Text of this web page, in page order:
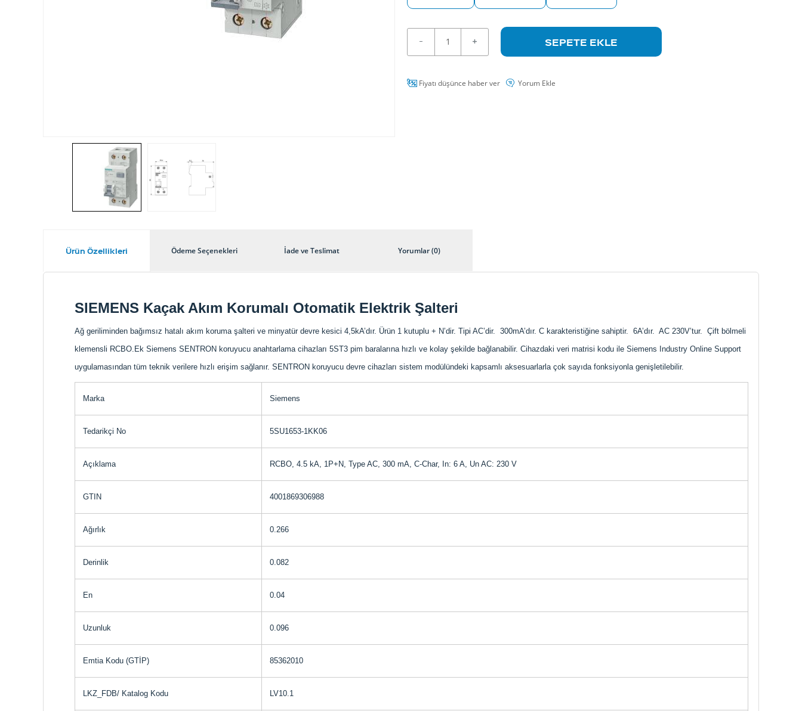
SEPETE EKLE
Fiyatı düşünce haber ver Yorum Ekle
Ürün Özellikleri Ödeme Seçenekleri İade ve Teslimat Yorumlar (0)
SIEMENS Kaçak Akım Korumalı Otomatik Elektrik Şalteri
Ağ geriliminden bağımsız hatalı akım koruma şalteri ve minyatür devre kesici 4,5kA’dır. Ürün 1 kutuplu + N’dir. Tipi AC’dir. 300mA’dır. C karakteristiğine sahiptir. 6A’dır. AC 230V’tur. Çift bölmeli
klemensli RCBO.Ek Siemens SENTRON koruyucu anahtarlama cihazları 5ST3 pim baralarına hızlı ve kolay şekilde bağlanabilir. Cihazdaki veri matrisi kodu ile Siemens Industry Online Support
uygulamasından tüm teknik verilere hızlı erişim sağlanır. SENTRON koruyucu devre cihazları sistem modülündeki kapsamlı aksesuarlarla çok sayıda fonksiyonla genişletilebilir.
Marka Siemens
Tedarikçi No 5SU1653-1KK06
Açıklama RCBO, 4.5 kA, 1P+N, Type AC, 300 mA, C-Char, In: 6 A, Un AC: 230 V
GTIN 4001869306988
Ağırlık 0.266
Derinlik 0.082
En 0.04
Uzunluk 0.096
Emtia Kodu (GTİP) 85362010
LKZ_FDB/ Katalog Kodu LV10.1